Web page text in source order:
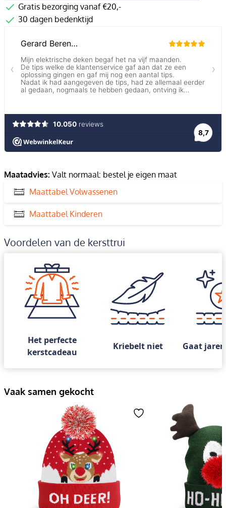
Gratis bezorging vanaf €20,-
30 dagen bedenktijd
Maatadvies: Valt normaal: bestel je eigen maat
Maattabel Volwassenen
Maattabel Kinderen
Voordelen van de kersttrui
Het perfecte
kerstcadeau
Kriebelt niet Gaat
Vaak samen gekocht